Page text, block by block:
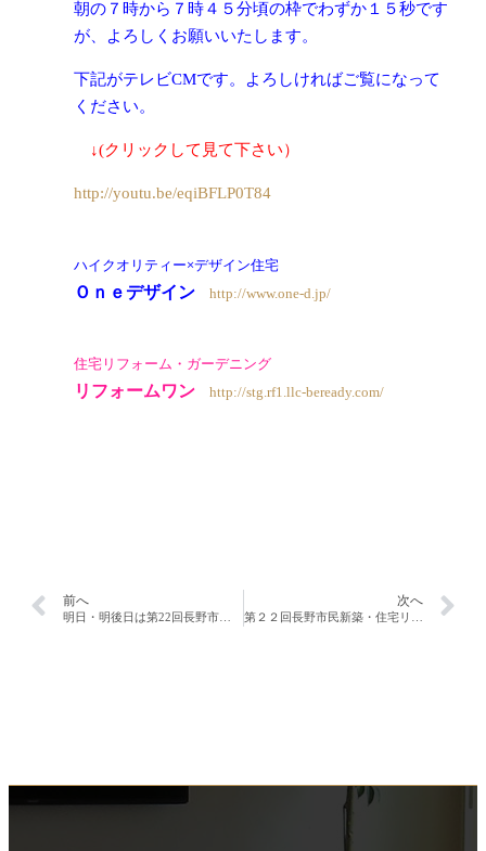
朝の７時から７時４５分頃の枠でわずか１５秒です
が、よろしくお願いいたします。
下記がテレビCMです。よろしければご覧になって
ください。
↓(クリックして見て下さい）
http://youtu.be/eqiBFLP0T84
ハイクオリティー×デザイン住宅
Ｏｎｅデザイン http://www.one-d.jp/
住宅リフォーム・ガーデニング
リフォームワン http://stg.rf1.llc-beready.com/
前へ 次へ